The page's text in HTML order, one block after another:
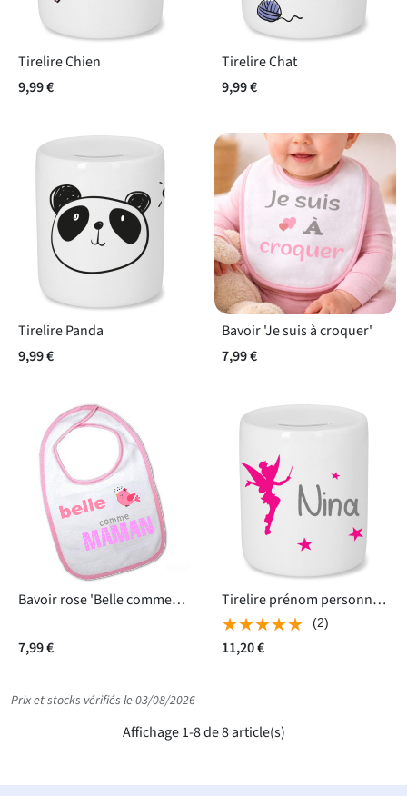
Tirelire Chien
9,99 €
Tirelire Chat
9,99 €
Tirelire Panda
9,99 €
Bavoir 'Je suis à croquer'
7,99 €
Bavoir rose 'Belle comme maman'
7,99 €
Tirelire prénom personnalisé - Fée
★★★★★
★★★★★ (2)
11,20 €
Prix et stocks vérifiés le 03/08/2026
Affichage 1-8 de 8 article(s)